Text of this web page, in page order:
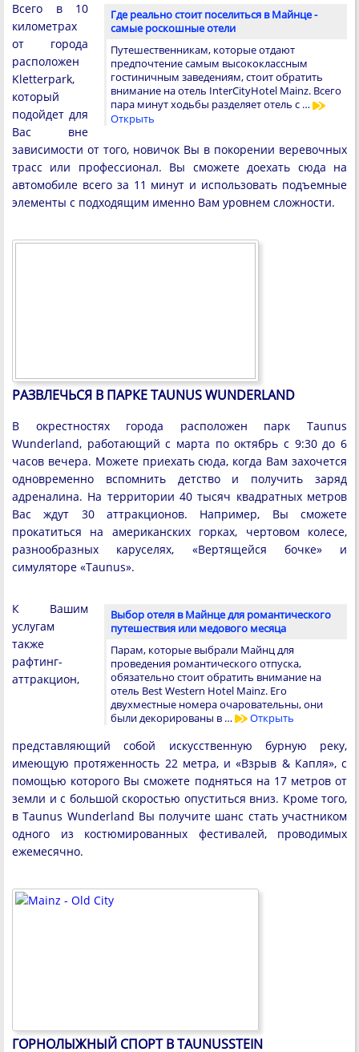
Где реально стоит поселиться в Майнце -
самые роскошные отели
Путешественникам, которые отдают
предпочтение самым высококлассным
гостиничным заведениям, стоит обратить
внимание на отель InterCityHotel Mainz. Всего
пара минут ходьбы разделяет отель с …
Открыть
Всего в 10
километрах
от города
расположен
Kletterpark,
который
подойдет для
Вас вне
зависимости от того, новичок Вы в покорении веревочных
трасс или профессионал. Вы сможете доехать сюда на
автомобиле всего за 11 минут и использовать подъемные
элементы с подходящим именно Вам уровнем сложности.
РАЗВЛЕЧЬСЯ В ПАРКЕ TAUNUS WUNDERLAND
В окрестностях города расположен парк Taunus
Wunderland, работающий с марта по октябрь с 9:30 до 6
часов вечера. Можете приехать сюда, когда Вам захочется
одновременно вспомнить детство и получить заряд
адреналина. На территории 40 тысяч квадратных метров
Вас ждут 30 аттракционов. Например, Вы сможете
прокатиться на американских горках, чертовом колесе,
разнообразных каруселях, «Вертящейся бочке» и
симуляторе «Taunus».
Выбор отеля в Майнце для романтического
путешествия или медового месяца
Парам, которые выбрали Майнц для
проведения романтического отпуска,
обязательно стоит обратить внимание на
отель Best Western Hotel Mainz. Его
двухместные номера очаровательны, они
были декорированы в …
Открыть
К Вашим
услугам
также
рафтинг-
аттракцион,
представляющий собой искусственную бурную реку,
имеющую протяженность 22 метра, и «Взрыв & Капля», с
помощью которого Вы сможете подняться на 17 метров от
земли и с большой скоростью опуститься вниз. Кроме того,
в Taunus Wunderland Вы получите шанс стать участником
одного из костюмированных фестивалей, проводимых
ежемесячно.
ГОРНОЛЫЖНЫЙ СПОРТ В TAUNUSSTEIN